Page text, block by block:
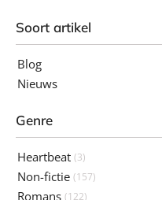
Soort artikel
Blog
Nieuws
Genre
Heartbeat (3)
Non-fictie (157)
Romans (122)